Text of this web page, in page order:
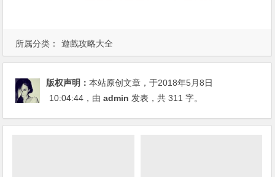
所属分类： 遊戲攻略大全
版权声明：本站原创文章，于2018年5月8日
10:04:44 ，由admin 发表，共 311 字。